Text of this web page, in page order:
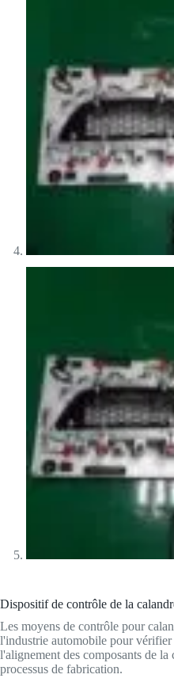
Dispositif de contrôle de la
Les moyens de contrôle pour
l'industrie automobile pour
l'alignement des composants de la
processus de fabrication.